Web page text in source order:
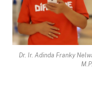
Dr. Ir. Adinda Franky